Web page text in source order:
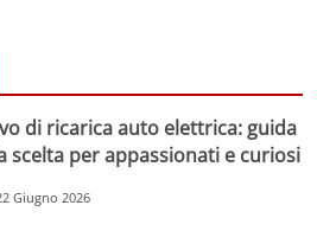
di ricarica auto elettrica: guida
scelta per appassionati e curiosi
Giugno 2026